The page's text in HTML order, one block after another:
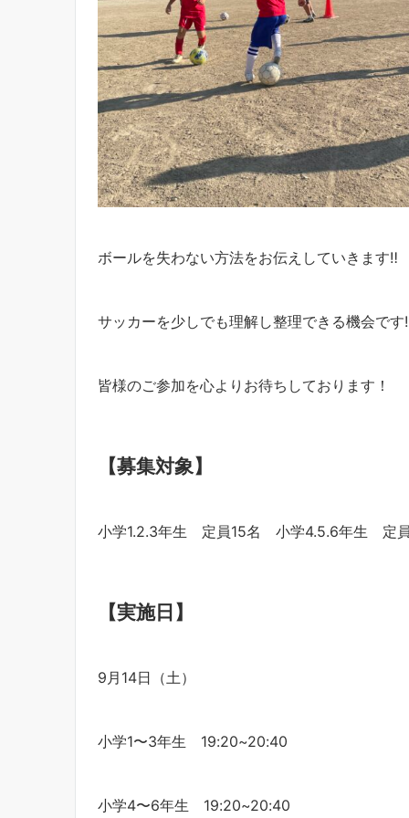
ボールを失わない方法をお伝えしていきます‼︎
サッカーを少しでも理解し整理できる機会です
皆様のご参加を心よりお待ちしております！
【募集対象】
小学1.2.3年生 定員15名 小学4.5.6年生 定
【実施日】
9月14日（土）
小学1〜3年生 19:20~20:40
小学4〜6年生 19:20~20:40